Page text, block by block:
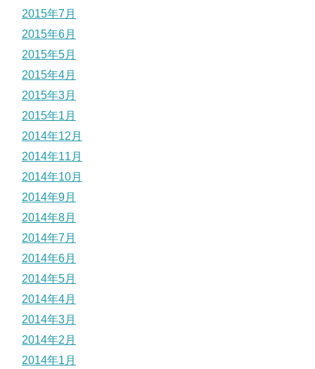
2015年7月
2015年6月
2015年5月
2015年4月
2015年3月
2015年1月
2014年12月
2014年11月
2014年10月
2014年9月
2014年8月
2014年7月
2014年6月
2014年5月
2014年4月
2014年3月
2014年2月
2014年1月